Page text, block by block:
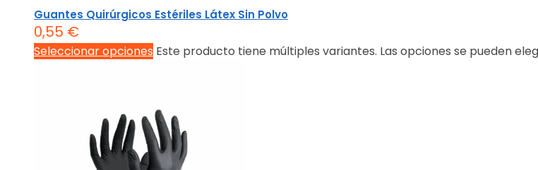
Guantes Quirúrgicos Estériles Látex Sin Polvo
0,55 €
Seleccionar opciones Este producto tiene múltiples variantes. Las opciones se pueden